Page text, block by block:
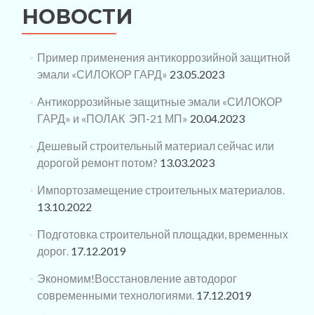
НОВОСТИ
Пример применения антикоррозийной защитной
эмали «СИЛОКОР ГАРД» 23.05.2023
Антикоррозийные защитные эмали «СИЛОКОР
ГАРД» и «ПОЛАК ЭП-21 МП» 20.04.2023
Дешевый строительный материал сейчас или
дорогой ремонт потом? 13.03.2023
Импортозамещение строительных материалов.
13.10.2022
Подготовка строительной площадки, временных
дорог. 17.12.2019
Экономим!Восстановление автодорог
современными технологиями. 17.12.2019